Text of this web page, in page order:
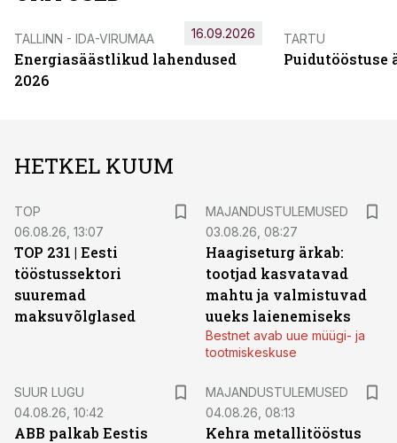
TALLINN - IDA-VIRUMAA
Energiasäästlikud lahendused
2026
16.09.2026 TARTU
Puidutööstuse
HETKEL KUUM
TOP
06.08.26, 13:07
TOP 231 | Eesti
tööstussektori
suuremad
maksuvõlglased
MAJANDUSTULEMUSED
03.08.26, 08:27
Haagiseturg ärkab:
tootjad kasvatavad
mahtu ja valmistuvad
uueks laienemiseks
Bestnet avab uue müügi- ja
tootmiskeskuse
SUUR LUGU
04.08.26, 10:42
ABB palkab Eestis
MAJANDUSTULEMUSED
04.08.26, 08:13
Kehra metallitööstus